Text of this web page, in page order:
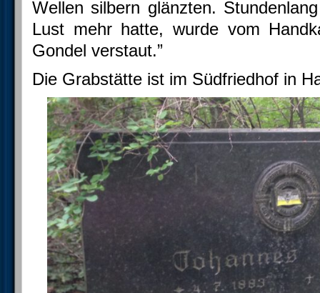
Wellen silbern glänzten.
Lust mehr hatte, wurde vom
Gondel verstaut.”
Die Grabstätte ist im Südfriedhof in